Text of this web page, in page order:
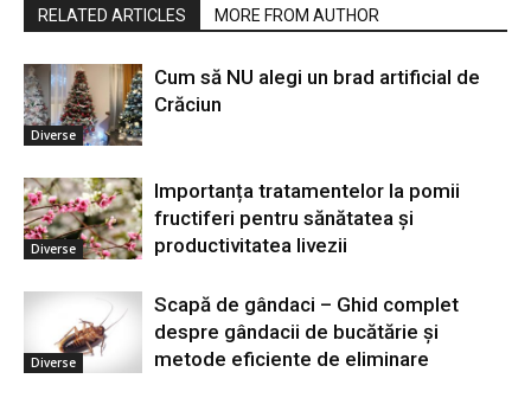
RELATED ARTICLES MORE FROM AUTHOR
Diverse
Cum să NU alegi un brad artificial de
Crăciun
Diverse
Importanța tratamentelor la pomii
fructiferi pentru sănătatea și
productivitatea livezii
Diverse
Scapă de gândaci – Ghid complet
despre gândacii de bucătărie și
metode eficiente de eliminare